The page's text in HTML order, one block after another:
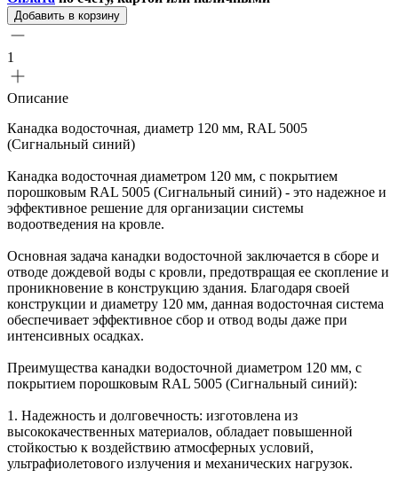
Добавить в корзину
1
Описание
Канадка водосточная, диаметр 120 мм, RAL 5005
(Сигнальный синий)
Канадка водосточная диаметром 120 мм, с покрытием
порошковым RAL 5005 (Сигнальный синий) - это надежное и
эффективное решение для организации системы
водоотведения на кровле.
Основная задача канадки водосточной заключается в сборе и
отводе дождевой воды с кровли, предотвращая ее скопление и
проникновение в конструкцию здания. Благодаря своей
конструкции и диаметру 120 мм, данная водосточная система
обеспечивает эффективное сбор и отвод воды даже при
интенсивных осадках.
Преимущества канадки водосточной диаметром 120 мм, с
покрытием порошковым RAL 5005 (Сигнальный синий):
1. Надежность и долговечность: изготовлена из
высококачественных материалов, обладает повышенной
стойкостью к воздействию атмосферных условий,
ультрафиолетового излучения и механических нагрузок.